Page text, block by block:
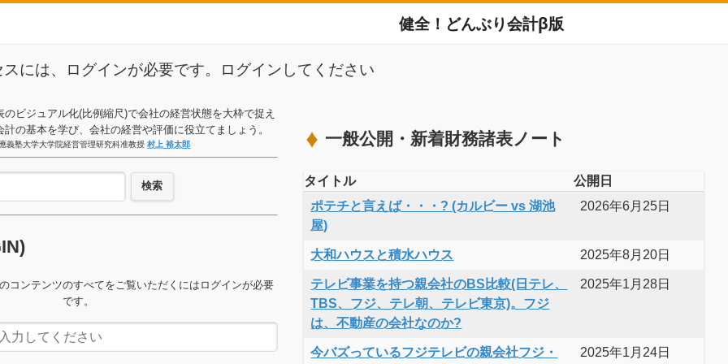
健全！どんぶり会計β版
には、ログインが必要です。ログインしてください
ビジュアル化(比例縮尺)で会社の経営状態を大枠で捉え
の基本を学び、会社の経営や評価に役立てましょう。
義塾大学大学院経営管理研究科准教授村上 裕太郎
検索
コンテンツのすべてをご覧いただくにはログインが必要
です。
一般公開・新着財務諸表ノート
タイトル
公開日
ポテチと言えば・・・? (カルビー vs 湖池
屋)
2026年6月25日
大和ハウスと積水ハウス 2025年8月20日
テレビ事業を持つ親会社のBS比較(日テレ、
TBS、フジ、テレ朝、テレビ東京)。フジ
は、不動産の会社なのか?
2025年1月28日
今バズっているフジテレビの親会社フジ・ 2025年1月24日